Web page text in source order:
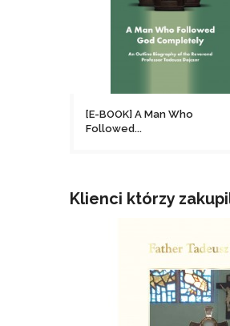
[E-BOOK] A Man Who
Followed...
file_download
Klienci którzy